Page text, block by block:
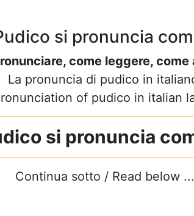
si pronuncia
come leggere,
La pronuncia di pudico in
of pudico in italian
si pronuncia
Continua sotto / Read below ...